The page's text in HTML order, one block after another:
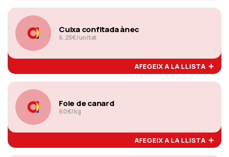
Cuixa confitada ànec
6,25€/unitat
AFEGEIX A LA LLISTA
Foie de canard
60€/kg
AFEGEIX A LA LLISTA